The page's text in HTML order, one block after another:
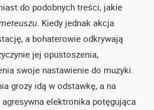
do podobnych treści, jakie
. Kiedy jednak akcja
a bohaterowie odkrywają
jej opustoszenia,
swoje nastawienie do muzyki.
grozy idą w odstawkę, a na
elektronika potęgująca